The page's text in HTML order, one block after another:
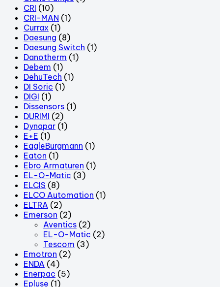
CRI (10)
CRI-MAN (1)
Currax (1)
Daesung (8)
Daesung Switch (1)
Danotherm (1)
Debem (1)
DehuTech (1)
DI Soric (1)
DIGI (1)
Dissensors (1)
DURIMI (2)
Dynapar (1)
E+E (1)
EagleBurgmann (1)
Eaton (1)
Ebro Armaturen (1)
EL-O-Matic (3)
ELCIS (8)
ELCO Automation (1)
ELTRA (2)
Emerson (2)
Aventics (2)
EL-O-Matic (2)
Tescom (3)
Emotron (2)
ENDA (4)
Enerpac (5)
Epluse (1)